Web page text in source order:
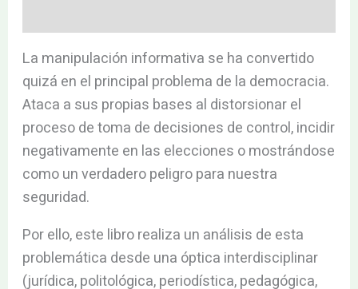
La manipulación informativa se ha convertido
quizá en el principal problema de la democracia.
Ataca a sus propias bases al distorsionar el
proceso de toma de decisiones de control, incidir
negativamente en las elecciones o mostrándose
como un verdadero peligro para nuestra
seguridad.
Por ello, este libro realiza un análisis de esta
problemática desde una óptica interdisciplinar
(jurídica, politológica, periodística, pedagógica,